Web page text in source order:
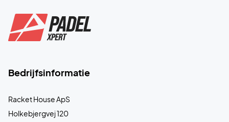
Bedrijfsinformatie
Racket House ApS
Holkebjergvej 120